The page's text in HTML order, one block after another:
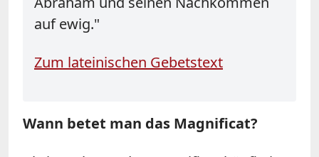
auf ewig."
Zum lateinischen Gebetstext
Wann betet man das Magnificat?